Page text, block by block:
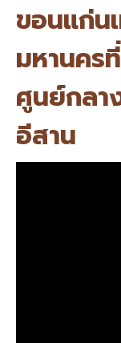
ขอนแก่น
มหานคร
ศูนย์กลา
อีสาน